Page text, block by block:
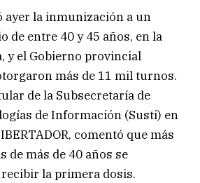
ayer la inmunización a un
de entre 40 y 45 años, en la
y el Gobierno provincial
más de 11 mil turnos.
de la Subsecretaría de
de Información (Susti) en
comentó que más
de más de 40 años se
la primera dosis.